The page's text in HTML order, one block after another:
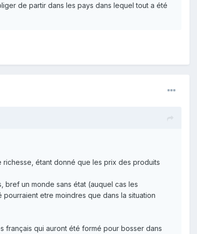
de partir dans les pays dans lequel tout a été
étant donné que les prix des produits
un monde sans état (auquel cas les
etre moindres que dans la situation
français qui auront été formé pour bosser dans